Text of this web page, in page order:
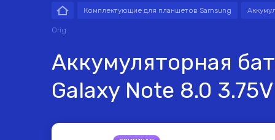
Шлейфы для
ноутбуков
Разъемы питания
для планшетов
Введите
Комплектующие для планшетов Samsung
Orig
Аккумуляторная
Galaxy Note 8.0